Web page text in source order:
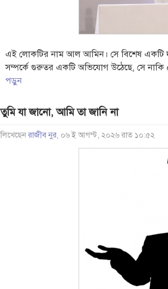
এই লোকটির নাম আল আমিন। সে বিশেষ একটি
সম্পর্কে গুরুতর একটি অভিযোগ উঠেছে, সে নাকি
পড়ুন
তুমি যা জানো, আমি তা জানি না
লিখেছেনরাজীব নুর, ০৬ ই আগস্ট, ২০২৬ রাত ১০:৫২